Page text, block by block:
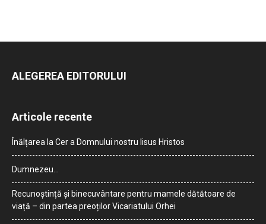
ALEGEREA EDITORULUI
Articole recente
Înălțarea la Cer a Domnului nostru Iisus Hristos
Dumnezeu…
Recunoștință și binecuvântare pentru mamele dătătoare de
viață – din partea preoților Vicariatului Orhei